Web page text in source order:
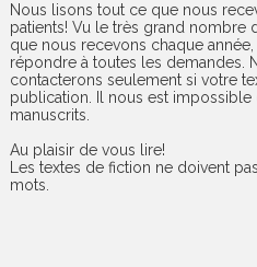
Nous lisons tout ce que nous
patients! Vu le très grand nombre
que nous recevons chaque
répondre à toutes les demandes.
contacterons seulement si votre
publication. Il nous est impossible
manuscrits.
Au plaisir de vous lire!
Les textes de fiction ne doivent
mots.